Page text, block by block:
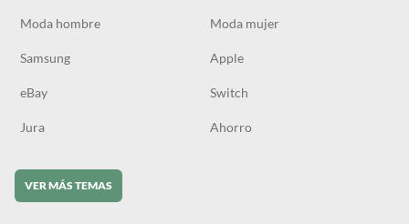
Moda hombre Moda mujer
Samsung Apple
eBay Switch
Jura Ahorro
VER MÁS TEMAS